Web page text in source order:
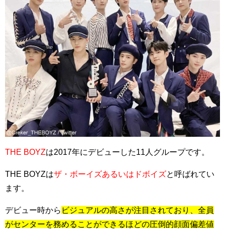
THE BOYZは2017年にデビューした11人グループです。
THE BOYZはザ・ボーイズあるいはドボイズと呼ばれてい
ます。
デビュー時から ビジュアルの高さが注目されており、全員
がセンターを務めることができるほどの圧倒的顔面偏差値